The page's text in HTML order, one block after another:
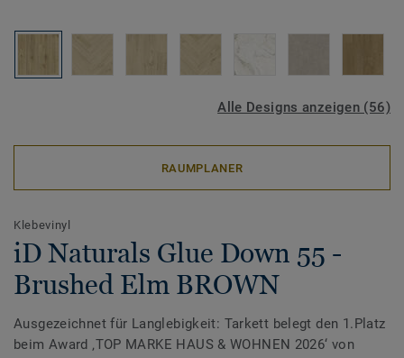
Alle Designs anzeigen (56)
RAUMPLANER
Klebevinyl
iD Naturals Glue Down 55 -
Brushed Elm BROWN
Ausgezeichnet für Langlebigkeit: Tarkett belegt den 1.Platz
beim Award ‚TOP MARKE HAUS & WOHNEN 2026‘ von